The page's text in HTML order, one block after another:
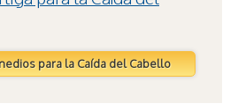
para la Caída del Cabello